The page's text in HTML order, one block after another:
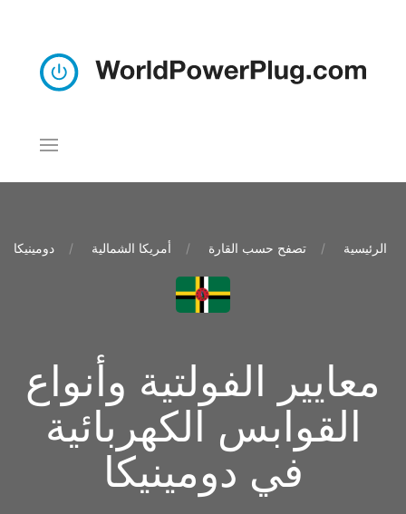
الرئيسية تصفح حسب القارة أمريكا الشمالية دومينيكا
معايير الفولتية وأنواع
القوابس الكهربائية
في دومينيكا